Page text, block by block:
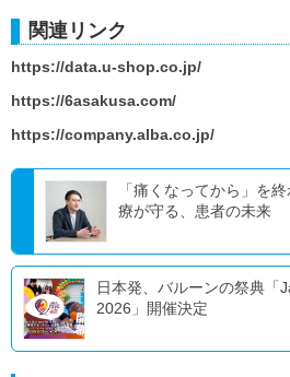
関連リンク
https://data.u-shop.co.jp/
https://6asakusa.com/
https://company.alba.co.jp/
「痛くなってから」を
療が守る、患者の未来
日本発、バルーンの祭典「
2026」開催決定